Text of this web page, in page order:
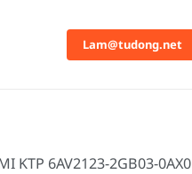
Lam@tudong.net
KTP 6AV2123-2GB03-0AX0